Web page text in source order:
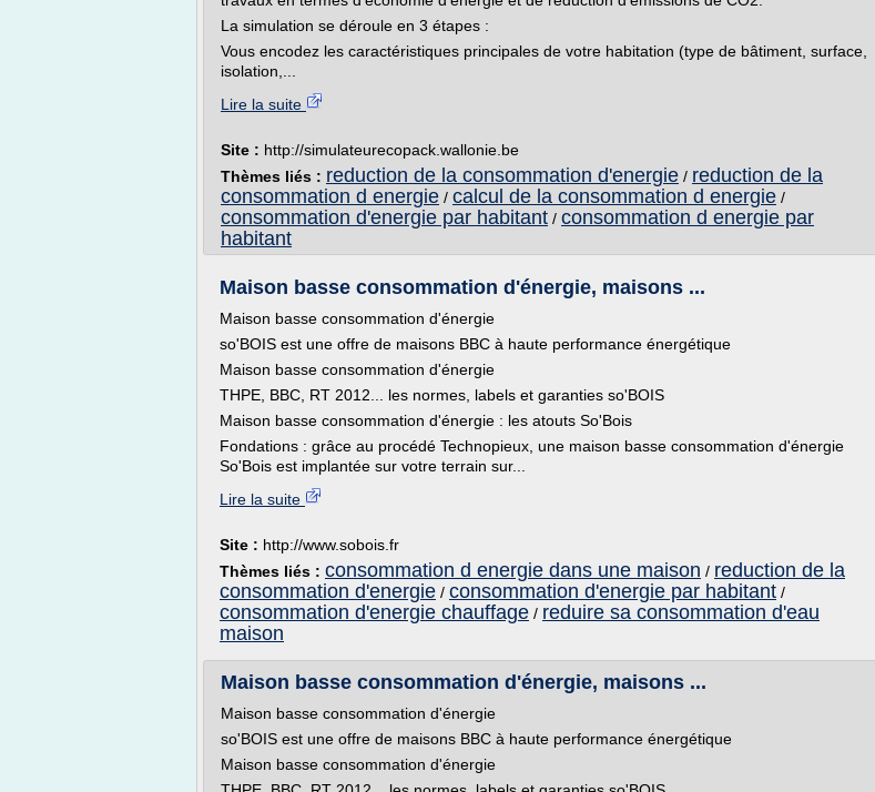
La simulation se déroule en 3 étapes :
Vous encodez les caractéristiques principales de votre habitation (type de bâtiment, surface,
isolation,...
Lire la suite
Site : http://simulateurecopack.wallonie.be
Thèmes liés : reduction de la consommation d'energie / reduction de la
consommation d energie / calcul de la consommation d energie /
consommation d'energie par habitant / consommation d energie par
habitant
Maison basse consommation d'énergie, maisons ...
Maison basse consommation d'énergie
so'BOIS est une offre de maisons BBC à haute performance énergétique
Maison basse consommation d'énergie
THPE, BBC, RT 2012... les normes, labels et garanties so'BOIS
Maison basse consommation d'énergie : les atouts So'Bois
Fondations : grâce au procédé Technopieux, une maison basse consommation d'énergie
So'Bois est implantée sur votre terrain sur...
Lire la suite
Site : http://www.sobois.fr
Thèmes liés : consommation d energie dans une maison / reduction de la
consommation d'energie / consommation d'energie par habitant /
consommation d'energie chauffage / reduire sa consommation d'eau
maison
Maison basse consommation d'énergie, maisons ...
Maison basse consommation d'énergie
so'BOIS est une offre de maisons BBC à haute performance énergétique
Maison basse consommation d'énergie